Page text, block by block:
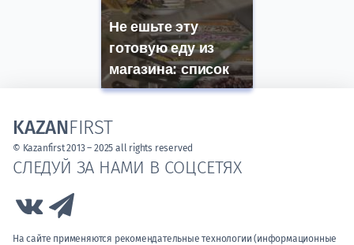
Не ешьте эту
готовую еду из
магазина: список
СЛЕДУЙ ЗА НАМИ В СОЦСЕТЯХ
Link to Vk
На сайте применяются рекомендательные технологии (информационные
KAZANFIRST
© Kazanfirst 2013 – 2025 all rights reserved